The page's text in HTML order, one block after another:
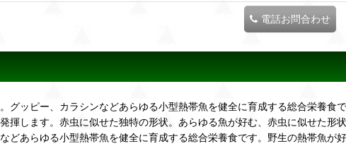
電話お問合わせ
グッピー、カラシンなどあらゆる小型熱帯魚を健全に育成する総合栄養
揮します。赤虫に似せた独特の形状。あらゆる魚が好む、赤虫に似せた
どあらゆる小型熱帯魚を健全に育成する総合栄養食です。野生の熱帯魚